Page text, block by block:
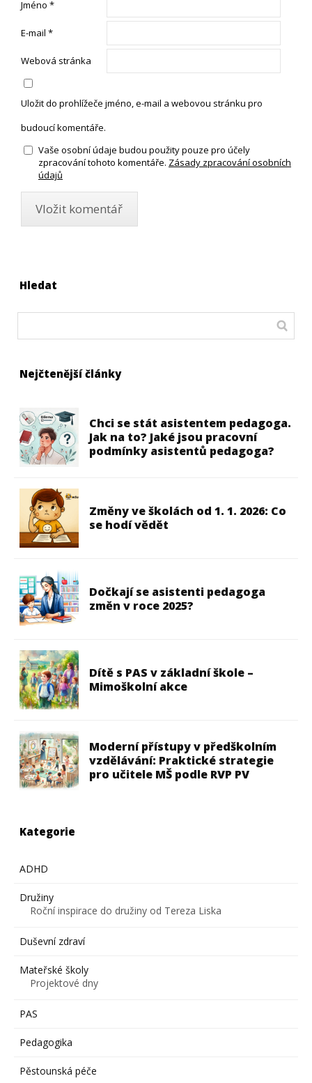
Jméno *
E-mail *
Webová stránka
Uložit do prohlížeče jméno, e-mail a webovou stránku pro
budoucí komentáře.
Vaše osobní údaje budou použity pouze pro účely
zpracování tohoto komentáře. Zásady zpracování osobních
údajů
Hledat
Nejčtenější články
Chci se stát asistentem pedagoga.
Jak na to? Jaké jsou pracovní
podmínky asistentů pedagoga?
Změny ve školách od 1. 1. 2026: Co
se hodí vědět
Dočkají se asistenti pedagoga
změn v roce 2025?
Dítě s PAS v základní škole –
Mimoškolní akce
Moderní přístupy v předškolním
vzdělávání: Praktické strategie
pro učitele MŠ podle RVP PV
Kategorie
ADHD
Družiny
Roční inspirace do družiny od Tereza Liska
Duševní zdraví
Mateřské školy
Projektové dny
PAS
Pedagogika
Pěstounská péče